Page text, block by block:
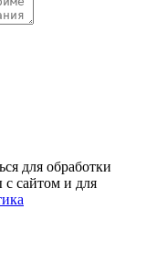
для обработки
сайтом и для